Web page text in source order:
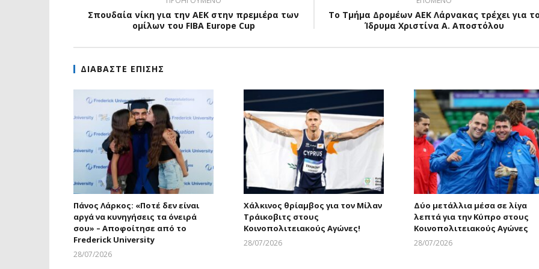
Σπουδαία νίκη για την ΑΕΚ στην πρεμιέρα των
ομίλων του FIBA Europe Cup
Το Τμήμα Δρομέων ΑΕΚ Λάρνακας τρέχει για
Ίδρυμα Χριστίνα Α. Αποστόλου
ΔΙΑΒΑΣΤΕ ΕΠΙΣΗΣ
Πάνος Λάρκος: «Ποτέ δεν είναι
αργά να κυνηγήσεις τα όνειρά
σου» – Αποφοίτησε από το
Frederick University
28/07/2026
Χάλκινος θρίαμβος για τον Μίλαν
Τράικοβιτς στους
Κοινοπολιτειακούς Αγώνες!
28/07/2026
Δύο μετάλλια μέσα σε λίγα
λεπτά για την Κύπρο στους
Κοινοπολιτειακούς Αγώνες
28/07/2026